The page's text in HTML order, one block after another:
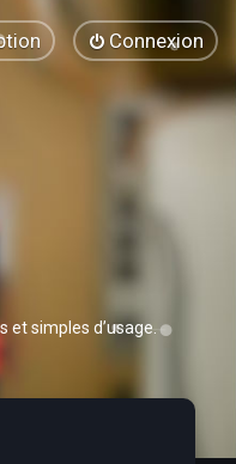
Connexion
simples d’usage.